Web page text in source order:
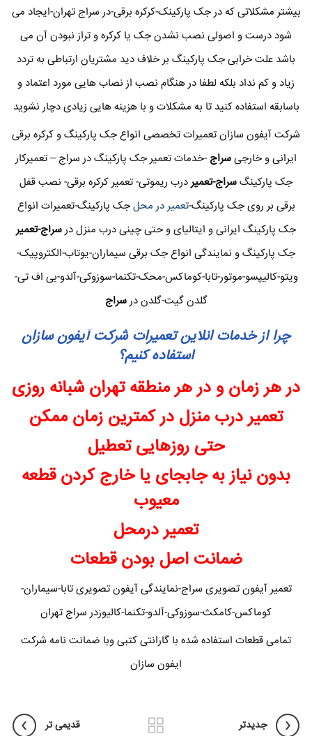
بیشتر مشکلاتی که در جک پارکینک-کرکره برقی-در سراج تهران-ایجاد می
شود درست و اصولی نصب نشدن جک یا کرکره و تراز نبودن آن می
باشد علت خرابی جک پارکینگ بر خلاف دید مشتریان ارتباطی به تردد
زیاد و کم نداد بلکه لطفا در هنگام نصب از نصاب هایی مورد اعتماد و
باسابقه استفاده کنید تا به مشکلات و با هزینه هایی زیادی دچار نشوید
شرکت آیفون سازان تعمیرات تخصصی انواع جک پارکینگ و کرکره برقی
ایرانی و خارجیسراج-خدمات تعمیر جک پارکینگ در سراج – تعمیرکار
جک پارکینگسراج-تعمیردرب ریموتی- تعمیر کرکره برقی- نصب قفل
برقی بر روی جک پارکینگ-تعمیر در محلجک پارکینگ-تعمیرات انواع
جک پارکینگ ایرانی و ایتالیای و حتی چینی درب منزل درسراج-تعمیر
جک پارکینگ و نمایندگی انواع جک برقی سیماران-یوتاب-الکتروپیک-
ویتو-کالیپسو-موتور-تابا-کوماکس-محک-تکنما-سوزوکی-آلدو-بی اف تی-
گلدن گیت-گلدن درسراج
چرا از خدمات انلاین تعمیرات شرکت آیفون سازان
استفاده کنیم؟
در هر زمان و در هر منطقه تهران شبانه روزی
تعمیر درب منزل در کمترین زمان ممکن
حتی روزهایی تعطیل
بدون نیاز به جابجای یا خارج کردن قطعه
معیوب
تعمیر درمحل
ضمانت اصل بودن قطعات
تعمیر آیفون تصویری سراج-نمایندگی آیفون تصویری تابا-سیماران-
کوماکس-کامکث-سوزوکی-آلدو-تکنما-کالیوزدر سراج تهران
تمامی قطعات استفاده شده با گارانتی کتبی وبا ضمانت نامه شرکت
ایفون سازان
جدیدتر قدیمی تر